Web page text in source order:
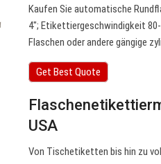
Kaufen Sie automatische
4″; Etikettiergeschwindigkeit
Flaschen oder andere gängige
Get Best Quote
USA
Von Tischetiketten bis hin zu